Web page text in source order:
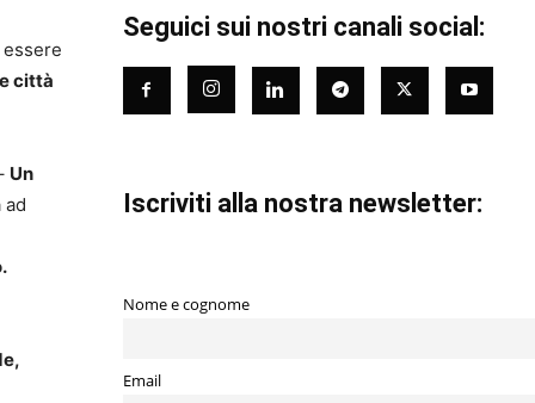
città
Un
ad
Seguici sui nostri canali social:
Iscriviti alla nostra newsletter:
Nome e cognome
Email